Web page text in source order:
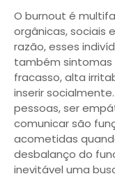
O burnout é
orgânicas, sociais
razão, esses
também sintomas
fracasso, alta
inserir
pessoas, ser
comunicar são
acometidas
desbalanço do
inevitável uma